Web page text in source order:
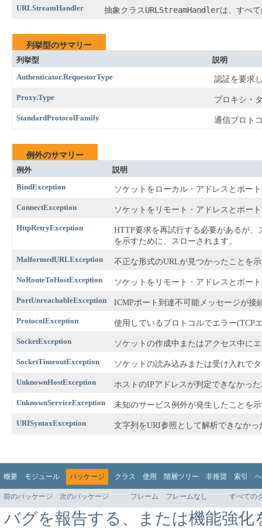
URLStreamHandler 抽象クラス URLStreamHandlerは、すべ
列挙型のサマリー
列挙型
説明
Authenticator.RequestorType
認証を要求
Proxy.Type プロキシ・
StandardProtocolFamily 通信プロト
例外のサマリー
例外
説明
BindException
ソケットをローカル・アドレスとポー
ConnectException ソケットをリモート・アドレスとポー
HttpRetryException
HTTP要求を再試行する必要があるが
を示すために、スローされます。
MalformedURLException 不正な形式のURLが見つかったことを
NoRouteToHostException ソケットをリモート・アドレスとポー
PortUnreachableException ICMPポート到達不可能メッセージが接
ProtocolException 使用しているプロトコルでエラー(TCP
SocketException ソケットの作成中またはアクセス中に
SocketTimeoutException ソケットの読み込みまたは受け入れで
UnknownHostException ホストのIPアドレスが判定できなかっ
UnknownServiceException 未知のサービス例外が発生したことを
URISyntaxException 文字列をURI参照として解析できなか
概要 モジュール パッケージ クラス 使用 階層ツリー 非推奨 索引
前のパッケージ 次のパッケージ フレーム フレームなし すべての
バグを報告する、または機能強化